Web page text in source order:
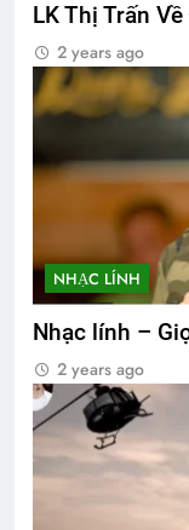
LK Thị Trấn
2 years ago
NHẠC LÍNH
Nhạc lính –
2 years ago